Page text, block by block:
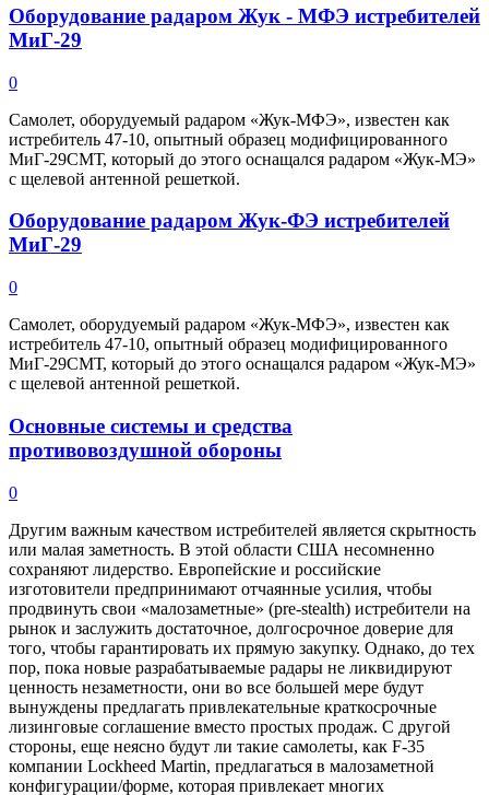
Оборудование радаром Жук - МФЭ истребителей
МиГ-29
0
Самолет, оборудуемый радаром «Жук-МФЭ», известен как
истребитель 47-10, опытный образец модифицированного
МиГ-29СМТ, который до этого оснащался радаром «Жук-МЭ»
с щелевой антенной решеткой.
Оборудование радаром Жук-ФЭ истребителей
МиГ-29
0
Самолет, оборудуемый радаром «Жук-МФЭ», известен как
истребитель 47-10, опытный образец модифицированного
МиГ-29СМТ, который до этого оснащался радаром «Жук-МЭ»
с щелевой антенной решеткой.
Основные системы и средства
противовоздушной обороны
0
Другим важным качеством истребителей является скрытность
или малая заметность. В этой области США несомненно
сохраняют лидерство. Европейские и российские
изготовители предпринимают отчаянные усилия, чтобы
продвинуть свои «малозаметные» (pre-stealth) истребители на
рынок и заслужить достаточное, долгосрочное доверие для
того, чтобы гарантировать их прямую закупку. Однако, до тех
пор, пока новые разрабатываемые радары не ликвидируют
ценность незаметности, они во все большей мере будут
вынуждены предлагать привлекательные краткосрочные
лизинговые соглашение вместо простых продаж. С другой
стороны, еще неясно будут ли такие самолеты, как F-35
компании Lockheed Martin, предлагаться в малозаметной
конфигурации/форме, которая привлекает многих